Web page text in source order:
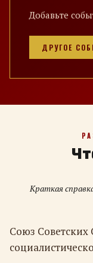
Добавьте
ДРУГОЕ
Краткая
Союз Советских